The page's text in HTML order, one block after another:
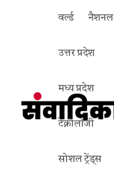
वर्ल्ड नैशनल
उत्तर प्रदेश
मध्य प्रदेश
टेक्नोलॉजी
सोशल ट्रेंड्स